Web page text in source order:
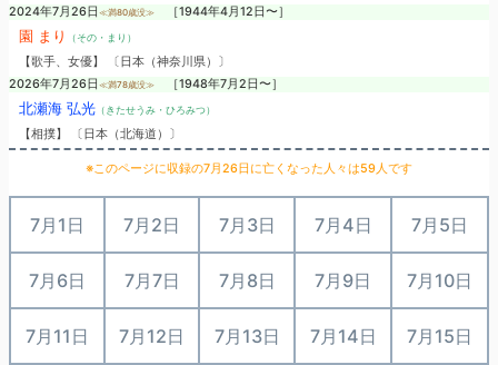
2024年7月26日 ≪満80歳没≫ ［1944年4月12日〜］
園 まり （その・まり）
【歌手、女優】 〔日本（神奈川県）〕
2026年7月26日 ≪満78歳没≫ ［1948年7月2日〜］
北瀬海 弘光（きたせうみ・ひろみつ）
【相撲】 〔日本（北海道）〕
※このページに収録の7月26日に亡くなった人々は59人です
7月1日 7月2日 7月3日 7月4日 7月5日
7月6日 7月7日 7月8日 7月9日 7月10日
7月11日 7月12日 7月13日 7月14日 7月15日